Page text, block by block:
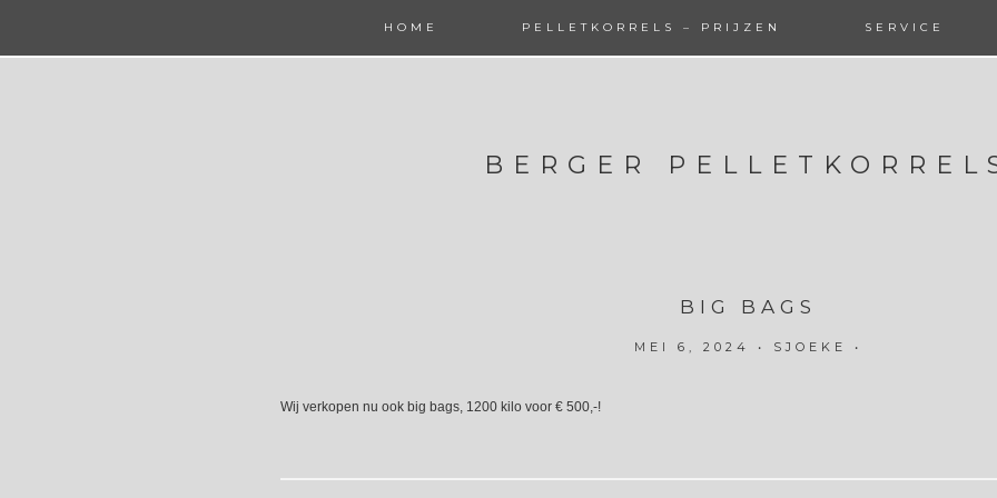
HOME PELLETKORRELS – PRIJZEN SERVICE
BERGER
BIG BAGS
MEI 6, 2024 • SJOEKE •
Wij verkopen nu ook big bags, 1200 kilo voor € 500,-!